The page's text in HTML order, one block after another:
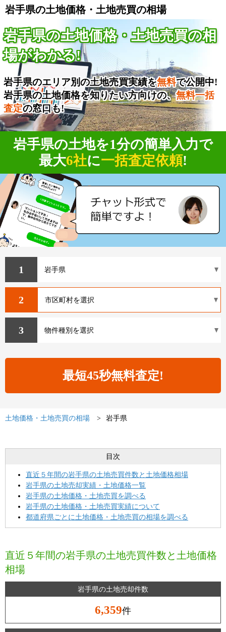
岩手県の土地価格・土地売買の相場
岩手県の土地価格・土地売買の相
場がわかる!
岩手県のエリア別の土地売買実績を無料で公開中!
岩手県の土地価格を知りたい方向けの、無料一括
査定の窓口も!
岩手県の土地を1分の簡単入力で
最大6社に一括査定依頼!
1
2
3
土地価格・土地売買の相場 岩手県
目次
直近５年間の岩手県の土地売買件数と土地価格相場
岩手県の土地売却実績・土地価格一覧
岩手県の土地価格・土地売買を調べる
岩手県の土地価格・土地売買実績について
都道府県ごとに土地価格・土地売買の相場を調べる
直近５年間の岩手県の土地売買件数と土地価格
相場
岩手県の土地売却件数
6,359件